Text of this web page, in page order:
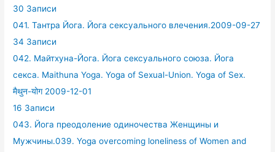
30 Записи
041. Тантра Йога. Йога сексуального влечения.2009-09-27
34 Записи
042. Майтхуна-Йога. Йога сексуального союза. Йога
секса. Maithuna Yoga. Yoga of Sexual-Union. Yoga of Sex.
मैथुन-योग 2009-12-01
16 Записи
043. Йога преодоление одиночества Женщины и
Мужчины.039. Yoga overcoming loneliness of Women and